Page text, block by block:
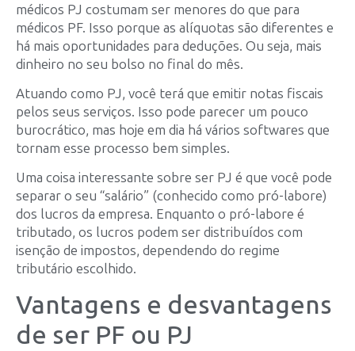
médicos PJ costumam ser menores do que para
médicos PF. Isso porque as alíquotas são diferentes e
há mais oportunidades para deduções. Ou seja, mais
dinheiro no seu bolso no final do mês.
Atuando como PJ, você terá que emitir notas fiscais
pelos seus serviços. Isso pode parecer um pouco
burocrático, mas hoje em dia há vários softwares que
tornam esse processo bem simples.
Uma coisa interessante sobre ser PJ é que você pode
separar o seu “salário” (conhecido como pró-labore)
dos lucros da empresa. Enquanto o pró-labore é
tributado, os lucros podem ser distribuídos com
isenção de impostos, dependendo do regime
tributário escolhido.
Vantagens e desvantagens
de ser PF ou PJ